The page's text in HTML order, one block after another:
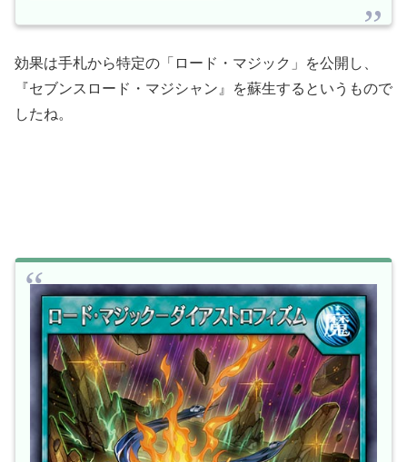
効果は手札から特定の「ロード・マジック」を公開し、
『セブンスロード・マジシャン』を蘇生するというもので
したね。